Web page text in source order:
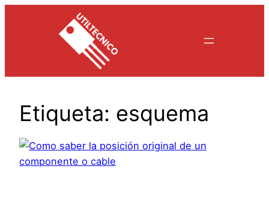
Etiqueta: esquema